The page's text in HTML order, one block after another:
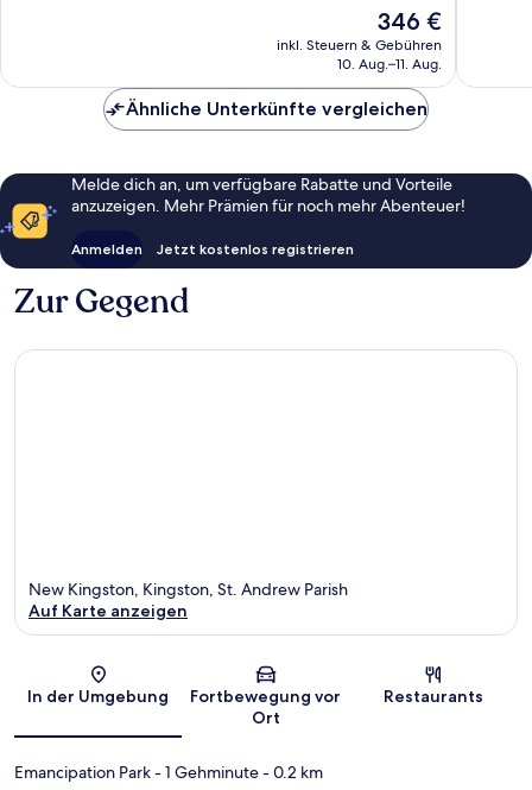
Der
Preis
beträgt
346 €
inkl. Steuern & Gebühren
10. Aug.–11. Aug.
Ähnliche Unterkünfte vergleichen
Melde dich an, um verfügbare Rabatte und Vorteile
anzuzeigen. Mehr Prämien für noch mehr Abenteuer!
Anmelden Jetzt kostenlos registrieren
Zur Gegend
Karte
New Kingston, Kingston, St. Andrew Parish
Auf Karte anzeigen
In der Umgebung
Fortbewegung vor
Ort
Restaurants
Emancipation Park- 1 Gehminute- 0.2 km